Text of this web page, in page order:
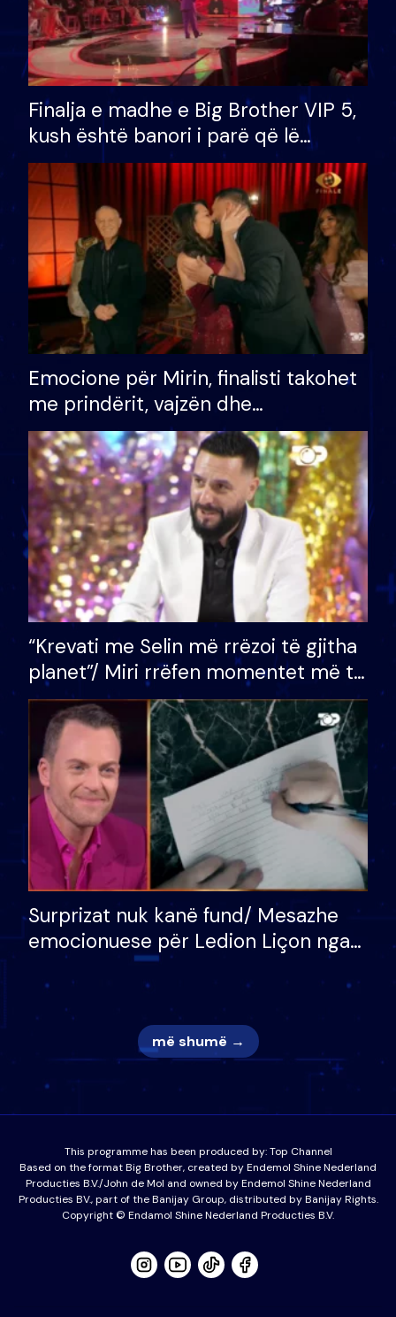
Finalja e madhe e Big Brother VIP 5,
kush është banori i parë që lë
shtëpinë dhe humb mundësinë për
të fituar çmimin e madh
Emocione për Mirin, finalisti takohet
me prindërit, vajzën dhe
bashkëshorten: S’kemi ndonjë letër
divorci apo jo?
“Krevati me Selin më rrëzoi të gjitha
planet”/ Miri rrëfen momentet më të
bukura në shtëpinë e BB VIP: Do më
mungojë zilja e mëngjesit kur…
Surprizat nuk kanë fund/ Mesazhe
emocionuese për Ledion Liçon nga
nëna dhe fëmijët e tij, moderatori
nuk i mban dot lotët: Nuk meritoj…
më shumë →
This programme has been produced by:Top Channel
Based on the format Big Brother, created by Endemol Shine Nederland
Producties B.V./John de Mol and owned by Endemol Shine Nederland
Producties BV., part of the Banijay Group, distributed by Banijay Rights.
Copyright © Endamol Shine Nederland Producties B.V.